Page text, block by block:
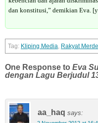
dan konstitusi,” demikian Eva.
Kliping Media, Rakyat
One Response to Eva
dengan Lagu Berjudul
aa_haq says: